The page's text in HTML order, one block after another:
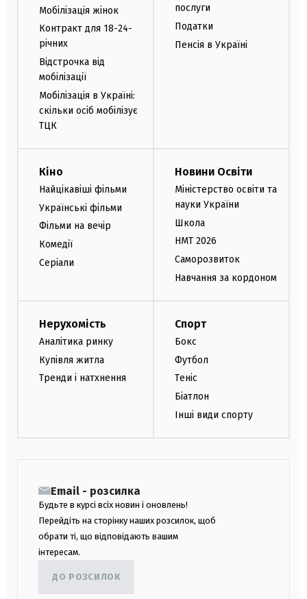
Мобілізація жінок
Контракт для 18-24-
річних
Відстрочка від
мобілізації
Мобілізація в Україні:
скільки осіб мобілізує
ТЦК
послуги
Податки
Пенсія в Україні
Кіно
Найцікавіші фільми
Українські фільми
Фільми на вечір
Комедії
Серіали
Новини Освіти
Міністерство освіти та
науки України
Школа
НМТ 2026
Саморозвиток
Навчання за кордоном
Нерухомість
Аналітика ринку
Купівля житла
Тренди і натхнення
Спорт
Бокс
Футбол
Теніс
Біатлон
Інші види спорту
Email - розсилка
Будьте в курсі всіх новин і оновлень!
Перейдіть на сторінку наших розсилок, щоб
обрати ті, що відповідають вашим
інтересам.
ДО РОЗСИЛОК